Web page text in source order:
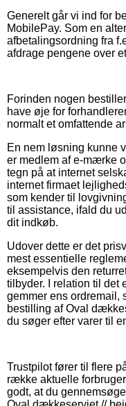
Generelt går vi ind for
MobilePay. Som en
afbetalingsordning fra
afdrage pengene over
Forinden nogen
have øje for
normalt et omfattende
En nem løsning kunne
er medlem af e-mærke
tegn på at internet
internet firmaet
som kender til
til assistance, ifald du
dit indkøb.
Udover dette er det
mest essentielle
eksempelvis den
tilbyder. I relation til det
gemmer ens ordremail,
bestilling af Oval
du søger efter varer til
Trustpilot fører til flere
række aktuelle
godt, at du